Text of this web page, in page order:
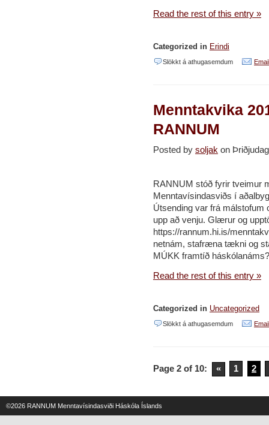
Read the rest of this entry »
Categorized in Erindi
Slökkt á athugasemdumvið
kl.
Menntakvika
RANNUM
Posted by soljak on
RANNUM stóð fyrir tveimur
Menntavísindasviðs í
Útsending var frá
upp að venju. Glærur og
https://rannum.hi.is/
netnám, stafræna tækni og
MÚKK framtíð
Read the rest of this entry »
Categorized in Uncategorized
Slökkt á athugasemdumvið
Tvær
Page 2 of 10: « 1 2
©2026 RANNUM Menntavísindasviði Háskóla Íslands